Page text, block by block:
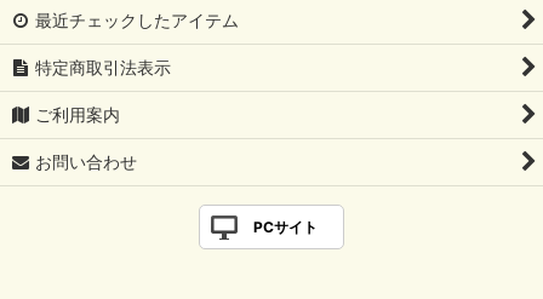
2026/04 新譜
2026/03 新譜
最近チェックしたアイテム
特定商取引法表示
ご利用案内
お問い合わせ
PCサイト